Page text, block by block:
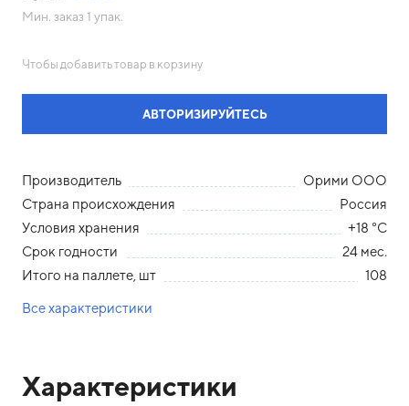
Мин. заказ 1 упак.
Чтобы добавить товар в корзину
АВТОРИЗИРУЙТЕСЬ
Производитель
Орими ООО
Страна происхождения
Россия
Условия хранения
+18 °С
Срок годности
24 мес.
Итого на паллете, шт
108
Все характеристики
Характеристики